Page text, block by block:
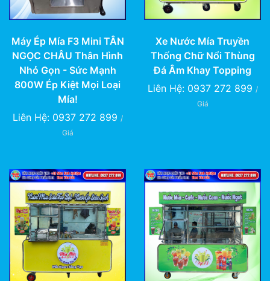
Máy Ép Mía F3 Mini TÂN
NGỌC CHÂU Thân Hình
Nhỏ Gọn - Sức Mạnh
800W Ép Kiệt Mọi Loại
Mía!
Liên Hệ: 0937 272 899 /
Giá
Xe Nước Mía Truyền
Thống Chữ Nổi Thùng
Đá Âm Khay Topping
Liên Hệ: 0937 272 899 /
Giá